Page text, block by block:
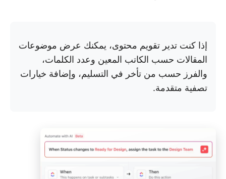
إذا كنت تدير تقويم محتوى، يمكنك عرض موضوعات
المقالات حسب الكاتب المعين وعدد الكلمات،
والفرز حسب من تأخر في التسليم، وإضافة خيارات
تصفية متقدمة.